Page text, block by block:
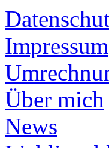
Impressum
Über mich
News